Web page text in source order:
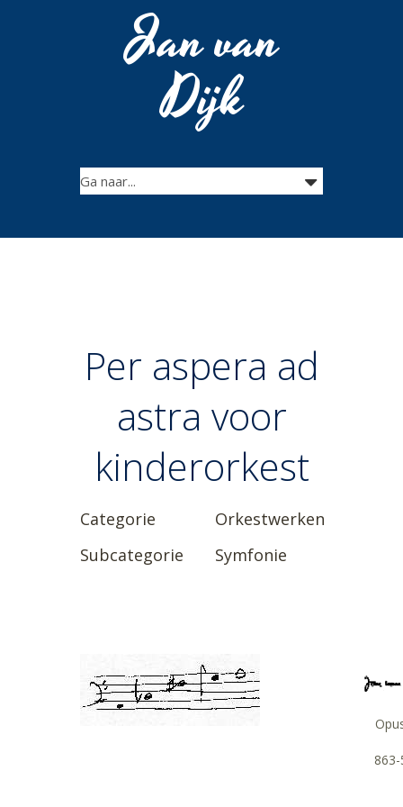
Jan van
Dijk
Per aspera ad
astra voor
kinderorkest
Categorie
Orkestwerken
Subcategorie
Symfonie
863-